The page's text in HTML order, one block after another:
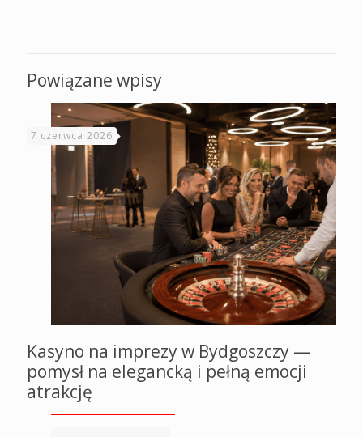
Powiązane wpisy
7 czerwca 2026
Kasyno na imprezy w Bydgoszczy —
pomysł na elegancką i pełną emocji
atrakcję